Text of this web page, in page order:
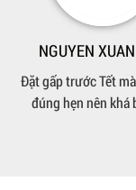
THÚC
hơn chỗ khác
chất liệu tốt hơn